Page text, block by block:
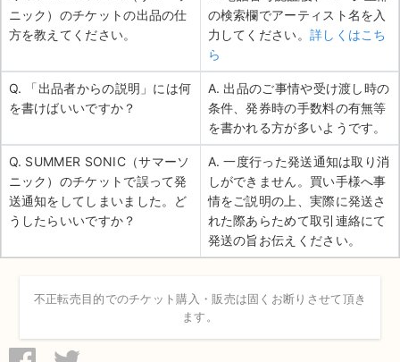
ニック）のチケットの出品の仕
方を教えてください。
の検索欄でアーティスト名を入
力してください。 詳しくはこち
ら
Q. 「出品者からの説明」には何
を書けばいいですか？
A. 出品のご事情や受け渡し時の
条件、発券時の手数料の有無等
を書かれる方が多いようです。
Q. SUMMER SONIC（サマーソ
ニック）のチケットで誤って発
送通知をしてしまいました。ど
うしたらいいですか？
A. 一度行った発送通知は取り消
しができません。買い手様へ事
情をご説明の上、実際に発送さ
れた際あらためて取引連絡にて
発送の旨お伝えください。
不正転売目的でのチケット購入・販売は固くお断りさせて頂き
ます。